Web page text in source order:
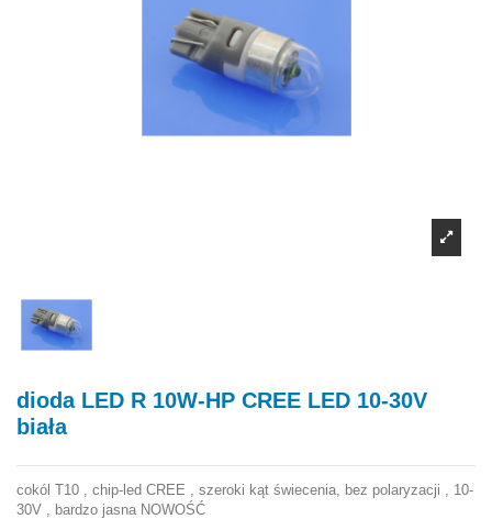
dioda LED R 10W-HP CREE LED 10-30V
biała
cokól T10 , chip-led CREE , szeroki kąt świecenia, bez polaryzacji , 10-
30V , bardzo jasna NOWOŚĆ